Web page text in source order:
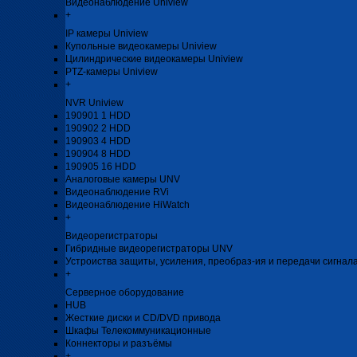
Видеонаблюдение Uniview
+
IP камеры Uniview
Купольные видеокамеры Uniview
Цилиндрические видеокамеры Uniview
PTZ-камеры Uniview
+
NVR Uniview
190901 1 HDD
190902 2 HDD
190903 4 HDD
190904 8 HDD
190905 16 HDD
Аналоговые камеры UNV
Видеонаблюдение RVi
Видеонаблюдение HiWatch
+
Видеорегистраторы
Гибридные видеорегистраторы UNV
Устроиства защиты, усиления, преобраз-ия и передачи
+
Серверное оборудование
HUB
Жесткие диски и CD/DVD привода
Шкафы Телекоммуникационные
Коннекторы и разъёмы